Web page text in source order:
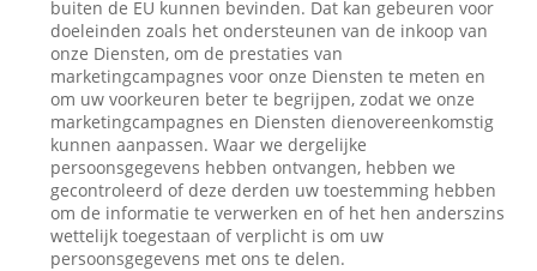
buiten de EU kunnen bevinden. Dat kan gebeuren voor
doeleinden zoals het ondersteunen van de inkoop van
onze Diensten, om de prestaties van
marketingcampagnes voor onze Diensten te meten en
om uw voorkeuren beter te begrijpen, zodat we onze
marketingcampagnes en Diensten dienovereenkomstig
kunnen aanpassen. Waar we dergelijke
persoonsgegevens hebben ontvangen, hebben we
gecontroleerd of deze derden uw toestemming hebben
om de informatie te verwerken en of het hen anderszins
wettelijk toegestaan of verplicht is om uw
persoonsgegevens met ons te delen.